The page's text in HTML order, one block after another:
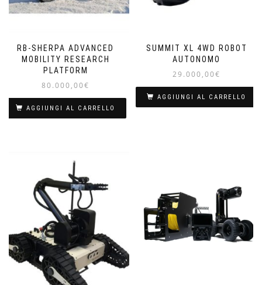
RB-SHERPA ADVANCED
MOBILITY RESEARCH
PLATFORM
80.000,00€
AGGIUNGI AL CARRELLO
SUMMIT XL 4WD ROBOT
AUTONOMO
29.000,00€
AGGIUNGI AL CARRELLO